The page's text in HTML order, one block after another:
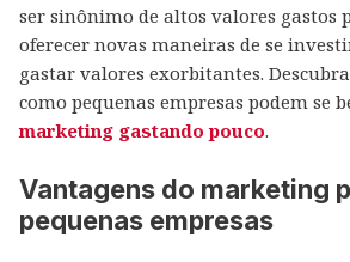
ser sinônimo de altos valores gastos
oferecer novas maneiras de se
gastar valores exorbitantes.
como pequenas empresas podem se
marketing gastando pouco.
Vantagens do marketing
pequenas empresas